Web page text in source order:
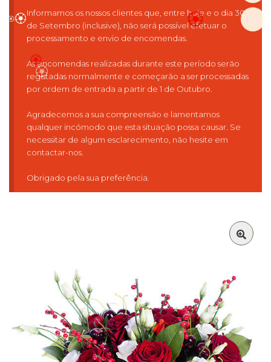
Informamos os nossos clientes que, entre hoje e o dia 30
de Setembro (inclusive), não será possível efetuar o
processamento e envio de encomendas.
As encomendas realizadas durante este período serão
registadas normalmente e começarão a ser processadas
por ordem de entrada a partir de 1 de Outubro.
Agradecemos a sua compreensão e lamentamos
qualquer incómodo que esta situação possa causar. Se
necessitar de algum esclarecimento, não hesite em
contactar-nos.
Obrigado pela sua preferência.
🏵️
🏵️